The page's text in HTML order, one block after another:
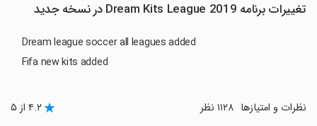
تغییرات برنامه Dream Kits League 2019 در نسخه جدید
Dream league soccer all leagues added
Fifa new kits added
نظرات و امتیازها ۴.۲ از ۵